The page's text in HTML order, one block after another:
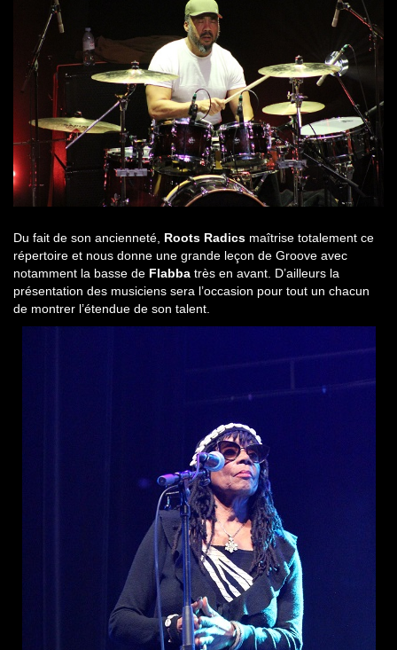
Du fait de son ancienneté, Roots Radics maîtrise totalement ce
répertoire et nous donne une grande leçon de Groove avec
notamment la basse de Flabba très en avant. D’ailleurs la
présentation des musiciens sera l’occasion pour tout un chacun
de montrer l’étendue de son talent.